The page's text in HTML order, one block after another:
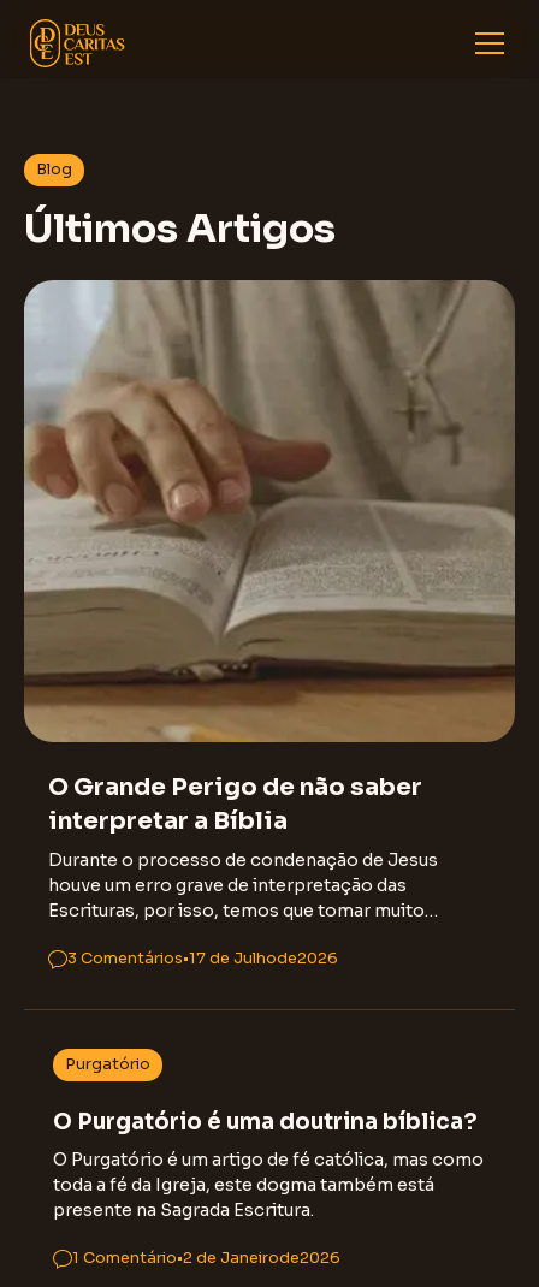
Blog
Últimos Artigos
O Grande Perigo de não saber
interpretar a Bíblia
Durante o processo de condenação de Jesus
houve um erro grave de interpretação das
Escrituras, por isso, temos que tomar muito
3 Comentários•17 de Julhode2026
Purgatório
O Purgatório é uma doutrina bíblica?
O Purgatório é um artigo de fé católica, mas como
toda a fé da Igreja, este dogma também está
presente na Sagrada Escritura.
1 Comentário•2 de Janeirode2026